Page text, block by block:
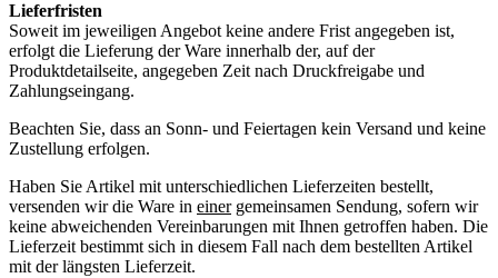
Lieferfristen
Soweit im jeweiligen Angebot keine andere Frist angegeben ist,
erfolgt die Lieferung der Ware innerhalb der, auf der
Produktdetailseite, angegeben Zeit nach Druckfreigabe und
Zahlungseingang.
Beachten Sie, dass an Sonn- und Feiertagen kein Versand und keine
Zustellung erfolgen.
Haben Sie Artikel mit unterschiedlichen Lieferzeiten bestellt,
versenden wir die Ware in einergemeinsamen Sendung, sofern wir
keine abweichenden Vereinbarungen mit Ihnen getroffen haben. Die
Lieferzeit bestimmt sich in diesem Fall nach dem bestellten Artikel
mit der längsten Lieferzeit.